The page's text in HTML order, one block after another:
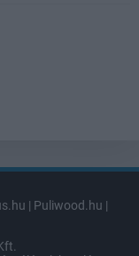
| Puliwood.hu |